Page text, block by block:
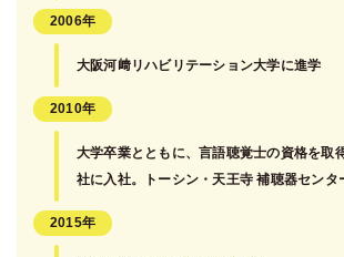
2006年
大阪河﨑リハビリテーション大学に進学
2010年
大学卒業とともに、言語聴覚士の資格を取
社に入社。トーシン・天王寺 補聴器センタ
2015年